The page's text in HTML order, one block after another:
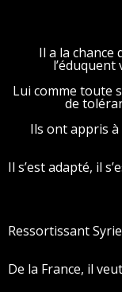
Il a la chance
Lui comme toute
de
Ils ont appris à
Il s’est adapté, il
Ressortissant
De la France, il